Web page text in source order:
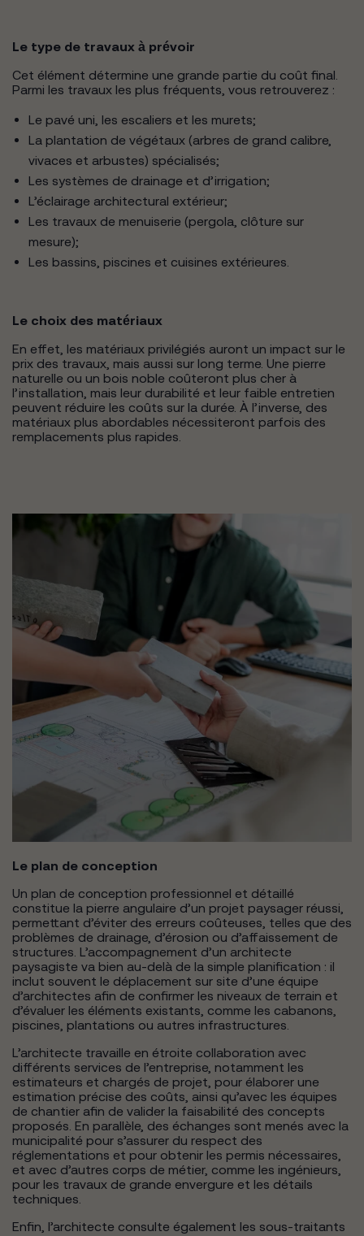
Le type de travaux à prévoir
Cet élément détermine une grande partie du coût final.
Parmi les travaux les plus fréquents, vous retrouverez :
Le pavé uni, les escaliers et les murets;
La plantation de végétaux (arbres de grand calibre,
vivaces et arbustes) spécialisés;
Les systèmes de drainage et d’irrigation;
L’éclairage architectural extérieur;
Les travaux de menuiserie (pergola, clôture sur
mesure);
Les bassins, piscines et cuisines extérieures.
Le choix des matériaux
En effet, les matériaux privilégiés auront un impact sur le
prix des travaux, mais aussi sur long terme. Une pierre
naturelle ou un bois noble coûteront plus cher à
l’installation, mais leur durabilité et leur faible entretien
peuvent réduire les coûts sur la durée. À l’inverse, des
matériaux plus abordables nécessiteront parfois des
remplacements plus rapides.
Le plan de conception
Un plan de conception professionnel et détaillé
constitue la pierre angulaire d’un projet paysager réussi,
permettant d’éviter des erreurs coûteuses, telles que des
problèmes de drainage, d’érosion ou d’affaissement de
structures. L’accompagnement d’un architecte
paysagiste va bien au-delà de la simple planification : il
inclut souvent le déplacement sur site d’une équipe
d’architectes afin de confirmer les niveaux de terrain et
d’évaluer les éléments existants, comme les cabanons,
piscines, plantations ou autres infrastructures.
L’architecte travaille en étroite collaboration avec
différents services de l’entreprise, notamment les
estimateurs et chargés de projet, pour élaborer une
estimation précise des coûts, ainsi qu’avec les équipes
de chantier afin de valider la faisabilité des concepts
proposés. En parallèle, des échanges sont menés avec la
municipalité pour s’assurer du respect des
réglementations et pour obtenir les permis nécessaires,
et avec d’autres corps de métier, comme les ingénieurs,
pour les travaux de grande envergure et les détails
techniques.
Enfin, l’architecte consulte également les sous-traitants